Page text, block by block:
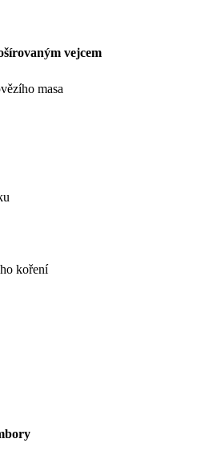
vejcem
masa
koření